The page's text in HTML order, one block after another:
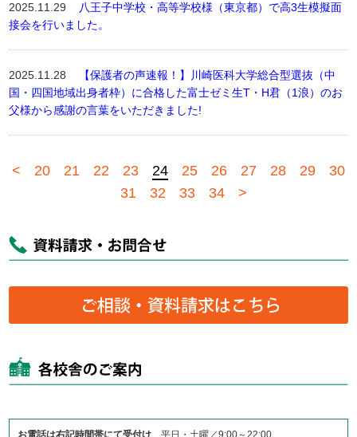
2025.11.29
八王子中学校・高等学校様（東京都）で高3生模擬面
接会を行いました。
2025.11.28
【保護者の声速報！】川崎医科大学総合型選抜（中
国・四国地域出身者枠）に合格した富士ゼミ生T・H君（1浪）のお
父様から感謝の言葉をいただきました!
< 20 21 22 23 24 25 26 27 28 29
30
31
32 33 34 >
お電話は右記時間帯にて受付け 平日・土曜／9:00～22:00